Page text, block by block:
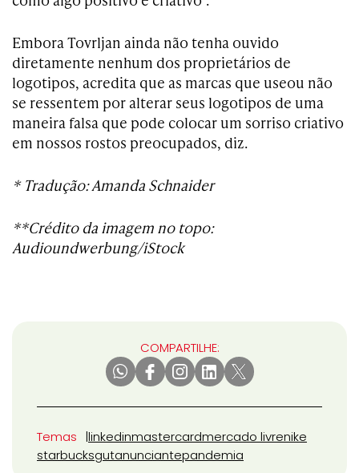
Embora Tovrljan ainda não tenha ouvido
diretamente nenhum dos proprietários de
logotipos, acredita que as marcas que useou não
se ressentem por alterar seus logotipos de uma
maneira falsa que pode colocar um sorriso criativo
em nossos rostos preocupados, diz.
* Tradução: Amanda Schnaider
**Crédito da imagem no topo:
Audioundwerbung/iStock
COMPARTILHE:
Temas linkedinmastercardmercado livrenike
starbucksgutanunciantepandemia